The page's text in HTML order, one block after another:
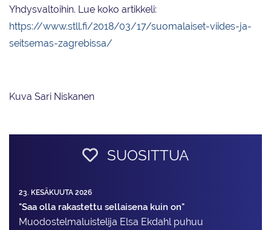
Yhdysvaltoihin. Lue koko artikkeli:
https://www.stll.fi/2018/03/17/suomalaiset-viides-ja-
seitsemas-zagrebissa/
Kuva Sari Niskanen
SUOSITTUA
23. KESÄKUUTA 2026
"Saa olla rakastettu sellaisena kuin on"
Muodostelma­luistelija Elsa Ekdahl puhuu